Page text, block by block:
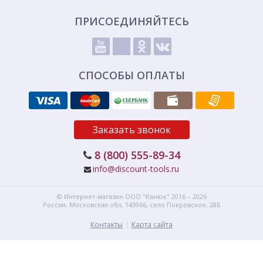
ПРИСОЕДИНЯЙТЕСЬ
СПОСОБЫ ОПЛАТЫ
Заказать звонок
8 (800) 555-89-34
info@discount-tools.ru
© Интернет-магазин ООО "Канюк" 2016 – 2026
Россия, Московская обл, 143066, село Покровское, 28Б
Контакты Карта сайта